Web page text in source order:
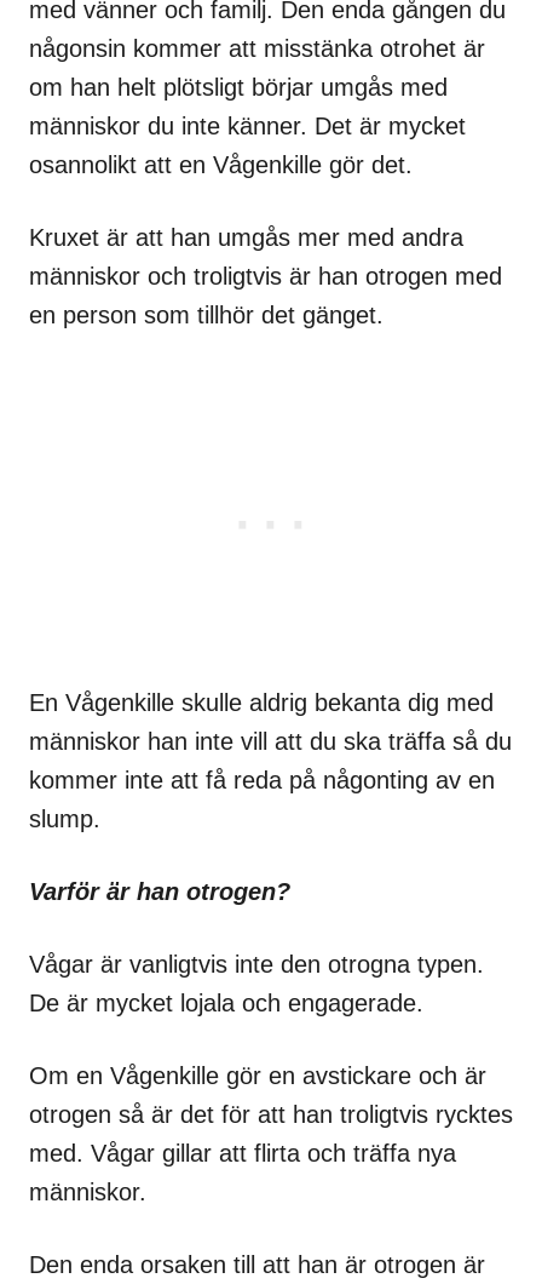
med vänner och familj. Den enda gången du
någonsin kommer att misstänka otrohet är
om han helt plötsligt börjar umgås med
människor du inte känner. Det är mycket
osannolikt att en Vågenkille gör det.
Kruxet är att han umgås mer med andra
människor och troligtvis är han otrogen med
en person som tillhör det gänget.
En Vågenkille skulle aldrig bekanta dig med
människor han inte vill att du ska träffa så du
kommer inte att få reda på någonting av en
slump.
Varför är han otrogen?
Vågar är vanligtvis inte den otrogna typen.
De är mycket lojala och engagerade.
Om en Vågenkille gör en avstickare och är
otrogen så är det för att han troligtvis rycktes
med. Vågar gillar att flirta och träffa nya
människor.
Den enda orsaken till att han är otrogen är